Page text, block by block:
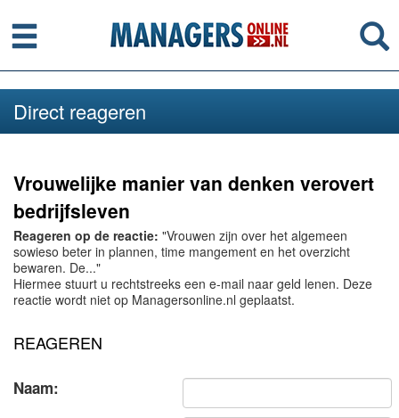
Menu
Direct reageren
Vrouwelijke manier van denken verovert
bedrijfsleven
Reageren op de reactie: "Vrouwen zijn over het algemeen
sowieso beter in plannen, time mangement en het overzicht
bewaren. De..."
Hiermee stuurt u rechtstreeks een e-mail naar geld lenen. Deze
reactie wordt niet op Managersonline.nl geplaatst.
REAGEREN
Naam: